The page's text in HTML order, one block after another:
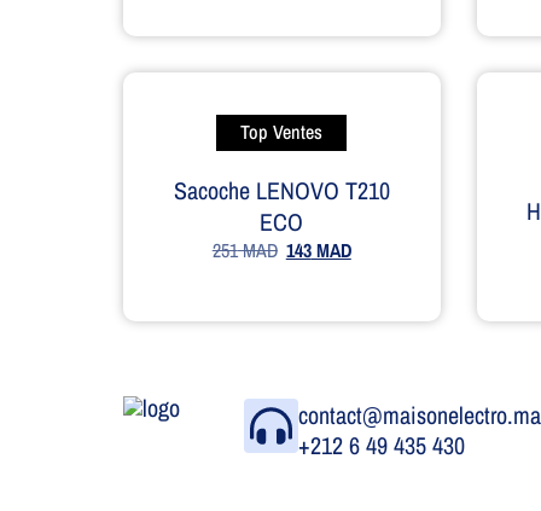
Top Ventes
Sacoche LENOVO T210
ECO
251MAD 143MAD
contact@maisonelectro.ma
+212 6 49 435 430